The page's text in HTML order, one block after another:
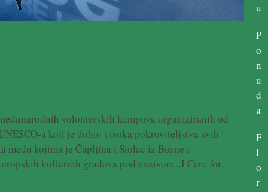
volonterskih kampova organiziranih od
a koji je dobio visoka pokroviteljstva svih
među kojima je Čapljina i Stolac iz Bosne i
kulturnih gradova pod nazivom „I Care for
u
P
o
n
u
d
a
F
l
o
r